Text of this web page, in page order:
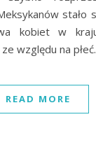
stało
kobiet w
względu na
READ MORE